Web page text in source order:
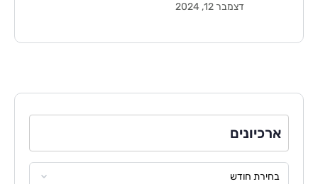
דצמבר 12, 2024
ארכיונים